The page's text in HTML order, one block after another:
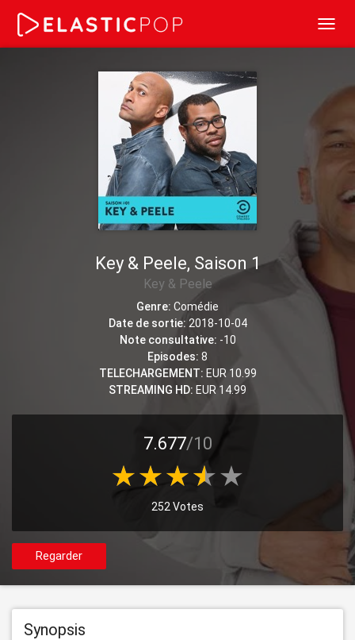
Key & Peele, Saison 1
Key & Peele
Genre: Comédie
Date de sortie: 2018-10-04
Note consultative: -10
Episodes: 8
TELECHARGEMENT: EUR 10.99
STREAMING HD: EUR 14.99
7.677/10
252 Votes
Regarder
Synopsis